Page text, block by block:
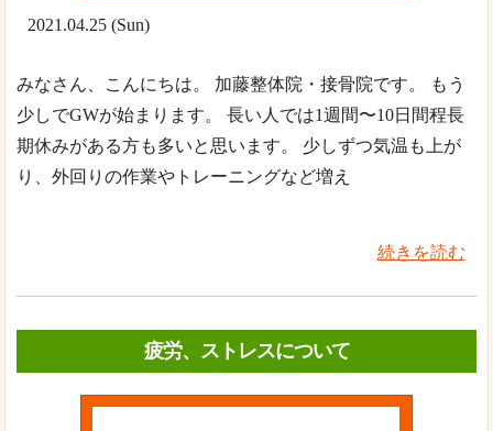
2021.04.25 (Sun)
みなさん、こんにちは。 加藤整体院・接骨院です。 もう
少しでGWが始まります。 長い人では1週間〜10日間程長
期休みがある方も多いと思います。 少しずつ気温も上が
り、外回りの作業やトレーニングなど増え
続きを読む
疲労、ストレスについて